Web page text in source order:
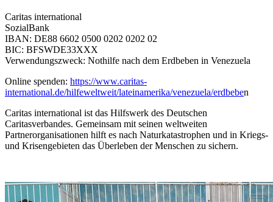
Caritas international
SozialBank
IBAN: DE88 6602 0500 0202 0202 02
BIC: BFSWDE33XXX
Verwendungszweck: Nothilfe nach dem Erdbeben in Venezuela
Online spenden: https://www.caritas-
international.de/hilfeweltweit/lateinamerika/venezuela/erdbeben
Caritas international ist das Hilfswerk des Deutschen
Caritasverbandes. Gemeinsam mit seinen weltweiten
Partnerorganisationen hilft es nach Naturkatastrophen und in Kriegs-
und Krisengebieten das Überleben der Menschen zu sichern.